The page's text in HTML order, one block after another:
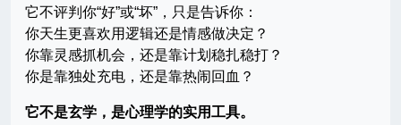
它不评判你“好”或“坏”，只是告诉你：
你天生更喜欢用逻辑还是情感做决定？
你靠灵感抓机会，还是靠计划稳扎稳打？
你是靠独处充电，还是靠热闹回血？
它不是玄学，是心理学的实用工具。